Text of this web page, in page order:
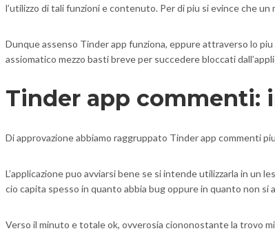
l’utilizzo di tali funzioni e contenuto. Per di piu si evince che
Dunque assenso Tinder app funziona, eppure attraverso lo
assiomatico mezzo basti breve per succedere bloccati
Tinder app commenti:
Di approvazione abbiamo raggruppato Tinder app commenti
L’applicazione puo avviarsi bene se si intende utilizzarla in
cio capita spesso in quanto abbia bug oppure in quanto non
Verso il minuto e totale ok, ovverosia ciononostante la trovo